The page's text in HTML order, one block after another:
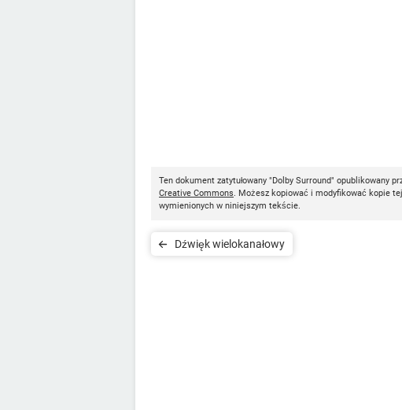
Ten dokument zatytułowany "Dolby Surround" opublikowany
Creative Commons. Możesz kopiować i modyfikować kopie
wymienionych w niniejszym tekście.
Dźwięk wielokanałowy